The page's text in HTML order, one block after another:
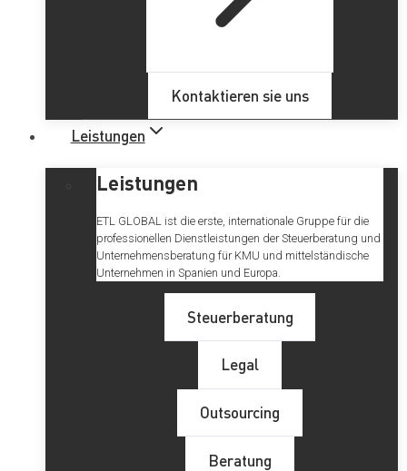
Kontaktieren sie uns
Leistungen
Leistungen
ETL GLOBAL ist die erste, internationale Gruppe für die
professionellen Dienstleistungen der Steuerberatung und
Unternehmensberatung für KMU und mittelständische
Unternehmen in Spanien und Europa.
Steuerberatung
Legal
Outsourcing
Beratung